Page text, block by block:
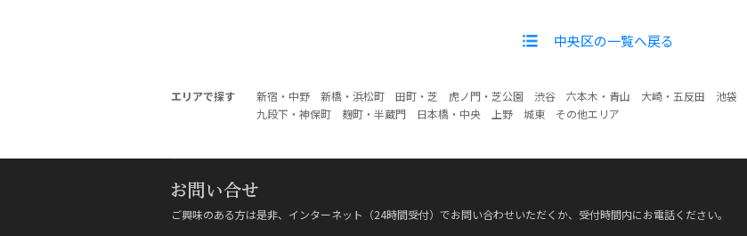
中央区の一覧へ戻る
エリアで探す 新宿・中野 新橋・浜松町 田町・芝 虎ノ門・芝公園 渋谷 六本木・青山 大崎・五反田 池袋
九段下・神保町
麹町・半蔵門 日本橋・中央 上野 城東 その他エリア
ご興味のある方は是非、インターネット（24時間受付）でお問い合わせいただくか、受付時間内にお電話ください。